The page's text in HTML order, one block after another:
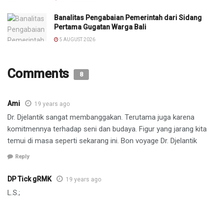
Banalitas Pengabaian Pemerintah dari Sidang
Pertama Gugatan Warga Bali
5 AUGUST 2026
Comments 8
Ami 19 years ago
Dr. Djelantik sangat membanggakan. Terutama juga karena
komitmennya terhadap seni dan budaya. Figur yang jarang kita
temui di masa seperti sekarang ini. Bon voyage Dr. Djelantik
Reply
DP Tick gRMK 19 years ago
L.S.;